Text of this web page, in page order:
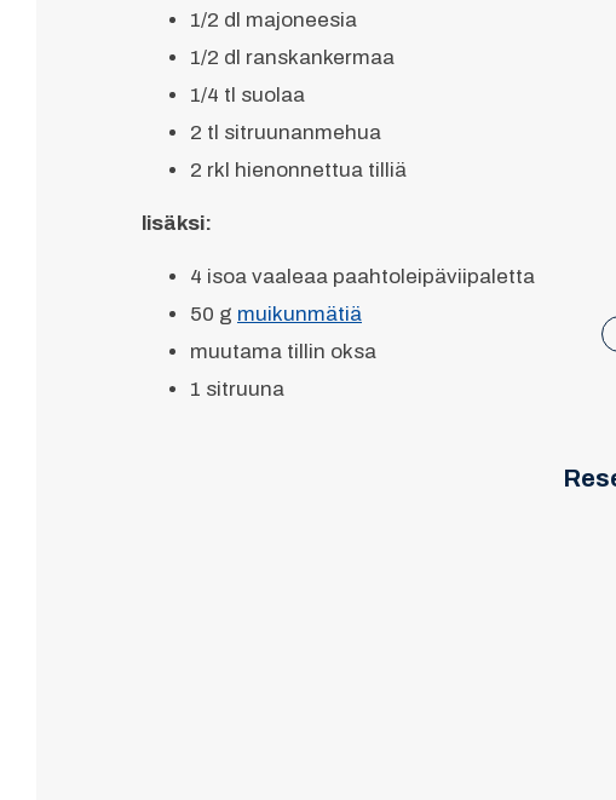
1/2 dl majoneesia
1/2 dl ranskankermaa
1/4 tl suolaa
2 tl sitruunanmehua
2 rkl hienonnettua tilliä
lisäksi:
4 isoa vaaleaa paahtoleipäviipaletta
50 g muikunmätiä
muutama tillin oksa
1 sitruuna